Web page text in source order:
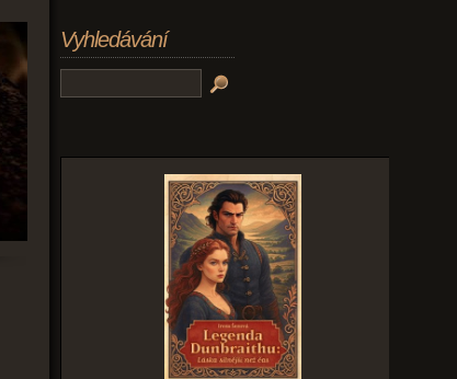
Vyhledávání